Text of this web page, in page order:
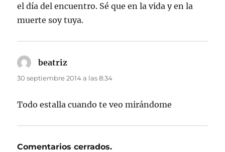
el día del encuentro. Sé que en la vida y en la
muerte soy tuya.
beatriz
30 septiembre 2014 a las 8:34
Todo estalla cuando te veo mirándome
Comentarios cerrados.